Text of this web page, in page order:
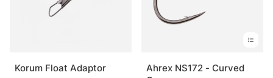
Vad är stingers och när används de?
Korum Float Adaptor
Ahrex NS172 - Curved